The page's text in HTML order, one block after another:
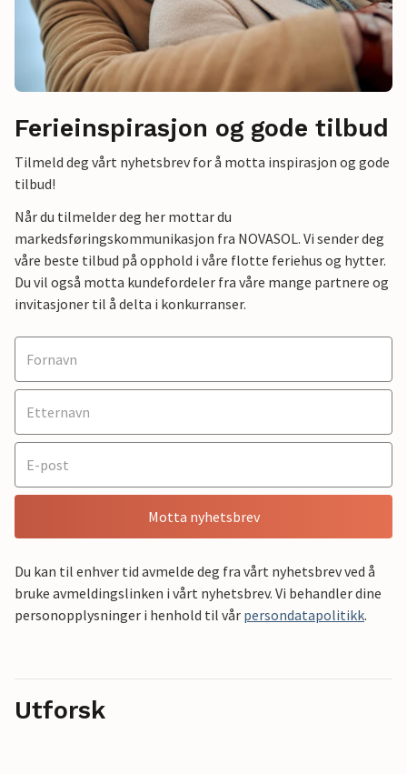
Ferieinspirasjon og gode tilbud
Tilmeld deg vårt nyhetsbrev for å motta inspirasjon og gode
tilbud!
Når du tilmelder deg her mottar du
markedsføringskommunikasjon fra NOVASOL. Vi sender deg
våre beste tilbud på opphold i våre flotte feriehus og hytter.
Du vil også motta kundefordeler fra våre mange partnere og
invitasjoner til å delta i konkurranser.
Motta nyhetsbrev
Du kan til enhver tid avmelde deg fra vårt nyhetsbrev ved å
bruke avmeldingslinken i vårt nyhetsbrev. Vi behandler dine
personopplysninger i henhold til vår persondatapolitikk.
Utforsk